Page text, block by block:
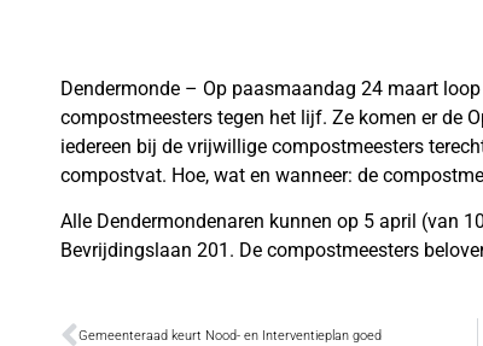
Dendermonde – Op paasmaandag 24 maart
compostmeesters tegen het lijf. Ze komen er de
iedereen bij de vrijwillige compostmeesters
compostvat. Hoe, wat en wanneer: de
Alle Dendermondenaren kunnen op 5 april (van
Bevrijdingslaan 201. De compostmeesters
Gemeenteraad keurt Nood- en Interventieplan goed